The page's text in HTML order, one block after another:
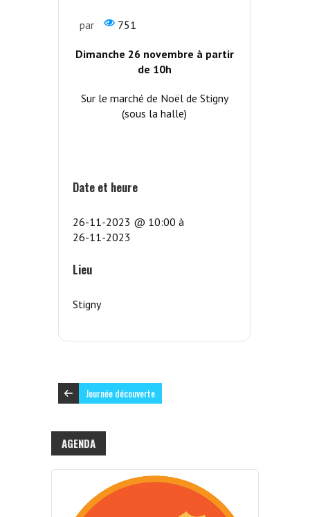
par 751
Dimanche 26 novembre à partir
de 10h
Sur le marché de Noël de Stigny
(sous la halle)
Date et heure
26-11-2023 @ 10:00 à
26-11-2023
Lieu
Stigny
Journée découverte
AGENDA